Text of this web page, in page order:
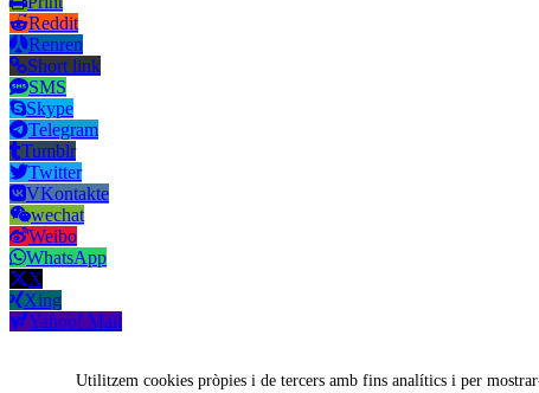
Reddit
Renren
Short link
SMS
Skype
Telegram
Tumblr
Twitter
VKontakte
wechat
Weibo
WhatsApp
X
Xing
Yahoo! Mail
Utilitzem cookies pròpies i de tercers amb fins analítics i per